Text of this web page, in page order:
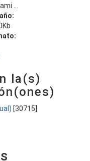
...
la(s)
[30715]